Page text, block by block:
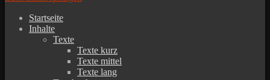
Startseite
Inhalte
Texte
Texte kurz
Texte mittel
Texte lang